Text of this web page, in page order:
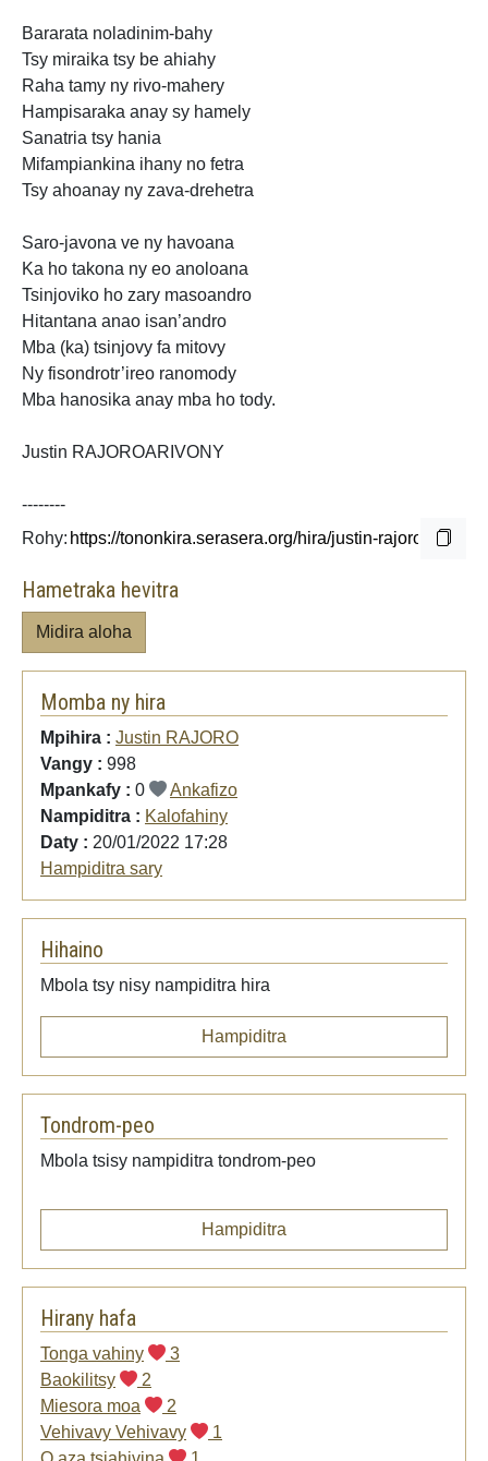
Bararata noladinim-bahy
Tsy miraika tsy be ahiahy
Raha tamy ny rivo-mahery
Hampisaraka anay sy hamely
Sanatria tsy hania
Mifampiankina ihany no fetra
Tsy ahoanay ny zava-drehetra
Saro-javona ve ny havoana
Ka ho takona ny eo anoloana
Tsinjoviko ho zary masoandro
Hitantana anao isan’andro
Mba (ka) tsinjovy fa mitovy
Ny fisondrotr’ireo ranomody
Mba hanosika anay mba ho tody.
Justin RAJOROARIVONY
--------
Rohy:
Hametraka hevitra
Midira aloha
Momba ny hira
Mpihira : Justin RAJORO
Vangy : 998
Mpankafy : 0
Ankafizo
Nampiditra : Kalofahiny
Daty : 20/01/2022 17:28
Hampiditra sary
Hihaino
Mbola tsy nisy nampiditra hira
Hampiditra
Tondrom-peo
Mbola tsisy nampiditra tondrom-peo
Hampiditra
Hirany hafa
Tonga vahiny
3
Baokilitsy
2
Miesora moa
2
Vehivavy Vehivavy
1